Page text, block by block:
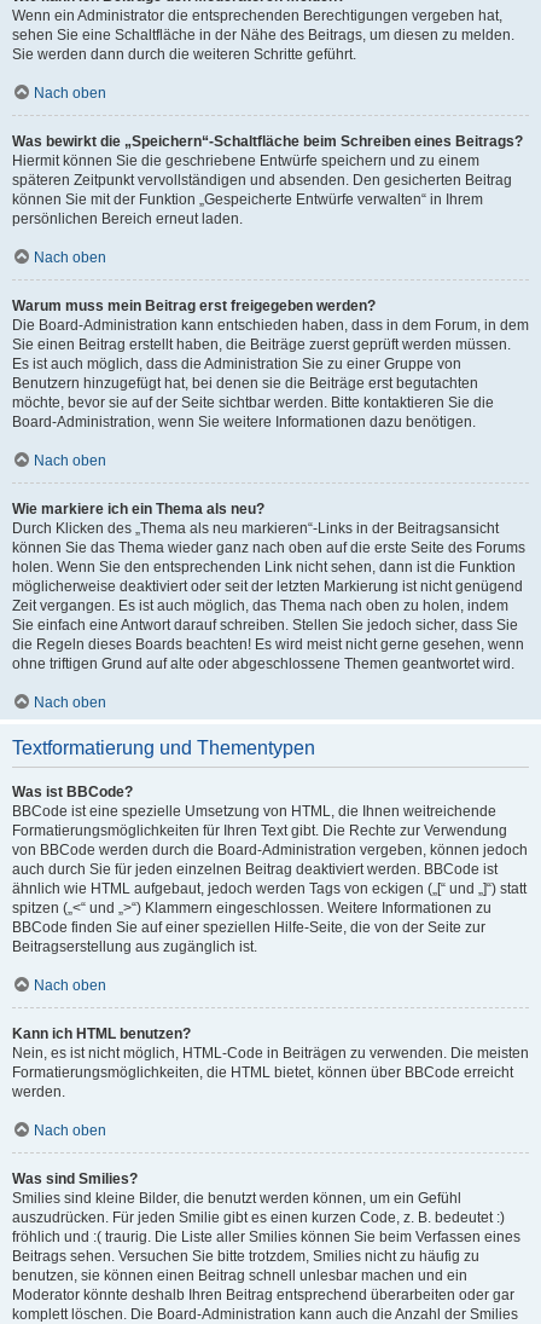
Wenn ein Administrator die entsprechenden Berechtigungen vergeben hat,
sehen Sie eine Schaltfläche in der Nähe des Beitrags, um diesen zu melden.
Sie werden dann durch die weiteren Schritte geführt.
Nach oben
Was bewirkt die „Speichern“-Schaltfläche beim Schreiben eines Beitrags?
Hiermit können Sie die geschriebene Entwürfe speichern und zu einem
späteren Zeitpunkt vervollständigen und absenden. Den gesicherten Beitrag
können Sie mit der Funktion „Gespeicherte Entwürfe verwalten“ in Ihrem
persönlichen Bereich erneut laden.
Nach oben
Warum muss mein Beitrag erst freigegeben werden?
Die Board-Administration kann entschieden haben, dass in dem Forum, in dem
Sie einen Beitrag erstellt haben, die Beiträge zuerst geprüft werden müssen.
Es ist auch möglich, dass die Administration Sie zu einer Gruppe von
Benutzern hinzugefügt hat, bei denen sie die Beiträge erst begutachten
möchte, bevor sie auf der Seite sichtbar werden. Bitte kontaktieren Sie die
Board-Administration, wenn Sie weitere Informationen dazu benötigen.
Nach oben
Wie markiere ich ein Thema als neu?
Durch Klicken des „Thema als neu markieren“-Links in der Beitragsansicht
können Sie das Thema wieder ganz nach oben auf die erste Seite des Forums
holen. Wenn Sie den entsprechenden Link nicht sehen, dann ist die Funktion
möglicherweise deaktiviert oder seit der letzten Markierung ist nicht genügend
Zeit vergangen. Es ist auch möglich, das Thema nach oben zu holen, indem
Sie einfach eine Antwort darauf schreiben. Stellen Sie jedoch sicher, dass Sie
die Regeln dieses Boards beachten! Es wird meist nicht gerne gesehen, wenn
ohne triftigen Grund auf alte oder abgeschlossene Themen geantwortet wird.
Nach oben
Textformatierung und Thementypen
Was ist BBCode?
BBCode ist eine spezielle Umsetzung von HTML, die Ihnen weitreichende
Formatierungsmöglichkeiten für Ihren Text gibt. Die Rechte zur Verwendung
von BBCode werden durch die Board-Administration vergeben, können jedoch
auch durch Sie für jeden einzelnen Beitrag deaktiviert werden. BBCode ist
ähnlich wie HTML aufgebaut, jedoch werden Tags von eckigen („[“ und „]“) statt
spitzen („<“ und „>“) Klammern eingeschlossen. Weitere Informationen zu
BBCode finden Sie auf einer speziellen Hilfe-Seite, die von der Seite zur
Beitragserstellung aus zugänglich ist.
Nach oben
Kann ich HTML benutzen?
Nein, es ist nicht möglich, HTML-Code in Beiträgen zu verwenden. Die meisten
Formatierungsmöglichkeiten, die HTML bietet, können über BBCode erreicht
werden.
Nach oben
Was sind Smilies?
Smilies sind kleine Bilder, die benutzt werden können, um ein Gefühl
auszudrücken. Für jeden Smilie gibt es einen kurzen Code, z. B. bedeutet :)
fröhlich und :( traurig. Die Liste aller Smilies können Sie beim Verfassen eines
Beitrags sehen. Versuchen Sie bitte trotzdem, Smilies nicht zu häufig zu
benutzen, sie können einen Beitrag schnell unlesbar machen und ein
Moderator könnte deshalb Ihren Beitrag entsprechend überarbeiten oder gar
komplett löschen. Die Board-Administration kann auch die Anzahl der Smilies